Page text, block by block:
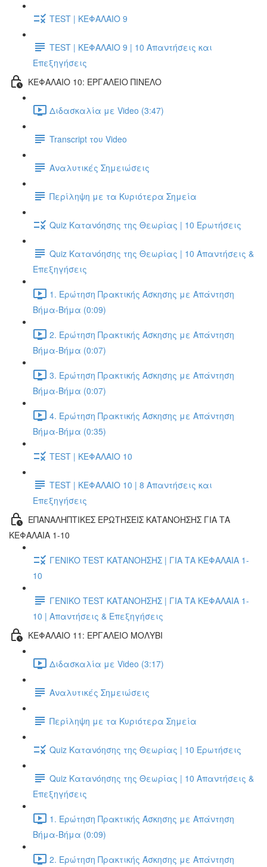
TEST | ΚΕΦΑΛΑΙΟ 9
TEST | ΚΕΦΑΛΑΙΟ 9 | 10 Απαντήσεις και
Επεξηγήσεις
ΚΕΦΑΛΑΙΟ 10: ΕΡΓΑΛΕΙΟ ΠΙΝΕΛΟ
Διδασκαλία με Video (3:47)
Transcript του Video
Αναλυτικές Σημειώσεις
Περίληψη με τα Κυριότερα Σημεία
Quiz Κατανόησης της Θεωρίας | 10 Ερωτήσεις
Quiz Κατανόησης της Θεωρίας | 10 Απαντήσεις &
Επεξηγήσεις
1. Ερώτηση Πρακτικής Άσκησης με Απάντηση
Βήμα-Βήμα (0:09)
2. Ερώτηση Πρακτικής Άσκησης με Απάντηση
Βήμα-Βήμα (0:07)
3. Ερώτηση Πρακτικής Άσκησης με Απάντηση
Βήμα-Βήμα (0:07)
4. Ερώτηση Πρακτικής Άσκησης με Απάντηση
Βήμα-Βήμα (0:35)
TEST | ΚΕΦΑΛΑΙΟ 10
TEST | ΚΕΦΑΛΑΙΟ 10 | 8 Απαντήσεις και
Επεξηγήσεις
ΕΠΑΝΑΛΗΠΤΙΚΕΣ ΕΡΩΤΗΣΕΙΣ ΚΑΤΑΝΟΗΣΗΣ ΓΙΑ ΤΑ
ΚΕΦΑΛΑΙΑ 1-10
ΓΕΝΙΚΟ TEST ΚΑΤΑΝΟΗΣΗΣ | ΓΙΑ ΤΑ ΚΕΦΑΛΑΙΑ 1-
10
ΓΕΝΙΚΟ TEST ΚΑΤΑΝΟΗΣΗΣ | ΓΙΑ ΤΑ ΚΕΦΑΛΑΙΑ 1-
10 | Απαντήσεις & Επεξηγήσεις
ΚΕΦΑΛΑΙΟ 11: ΕΡΓΑΛΕΙΟ ΜΟΛΥΒΙ
Διδασκαλία με Video (3:17)
Αναλυτικές Σημειώσεις
Περίληψη με τα Κυριότερα Σημεία
Quiz Κατανόησης της Θεωρίας | 10 Ερωτήσεις
Quiz Κατανόησης της Θεωρίας | 10 Απαντήσεις &
Επεξηγήσεις
1. Ερώτηση Πρακτικής Άσκησης με Απάντηση
Βήμα-Βήμα (0:09)
2. Ερώτηση Πρακτικής Άσκησης με Απάντηση